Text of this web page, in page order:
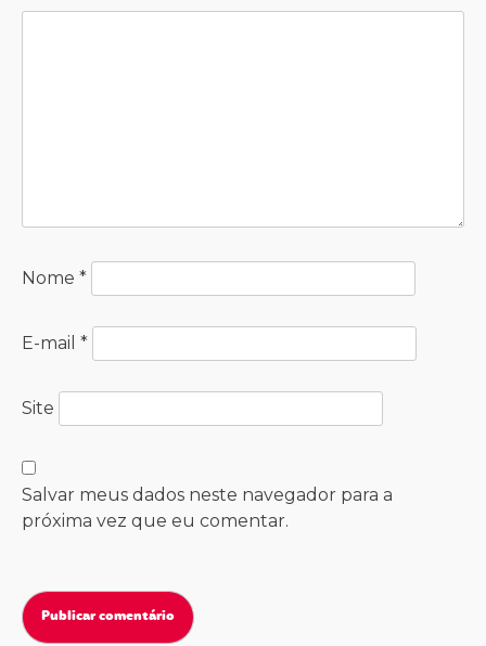
Nome *
E-mail *
Site
Salvar meus dados neste navegador para a
próxima vez que eu comentar.